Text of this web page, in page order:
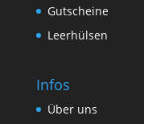
Gutscheine
Leerhülsen
Infos
Über uns